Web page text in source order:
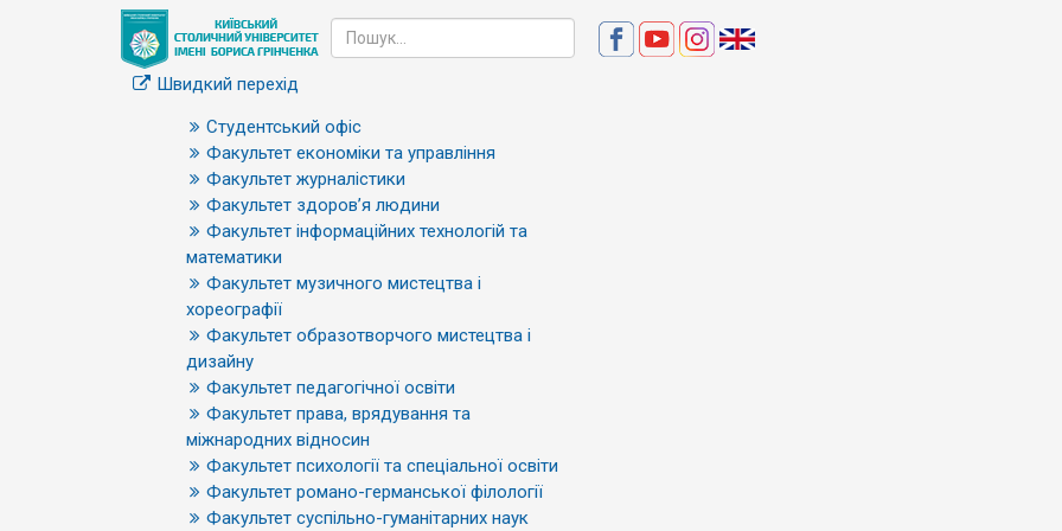
Швидкий перехід
Студентський офіс
Факультет економіки та управління
Факультет журналістики
Факультет здоров’я людини
Факультет інформаційних технологій та
математики
Факультет музичного мистецтва і
хореографії
Факультет образотворчого мистецтва і
дизайну
Факультет педагогічної освіти
Факультет права, врядування та
міжнародних відносин
Факультет психології та спеціальної освіти
Факультет романо-германської філології
Факультет суспільно-гуманітарних наук